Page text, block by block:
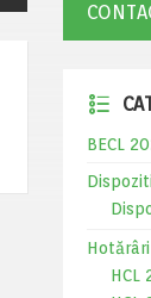
BECL
HCL